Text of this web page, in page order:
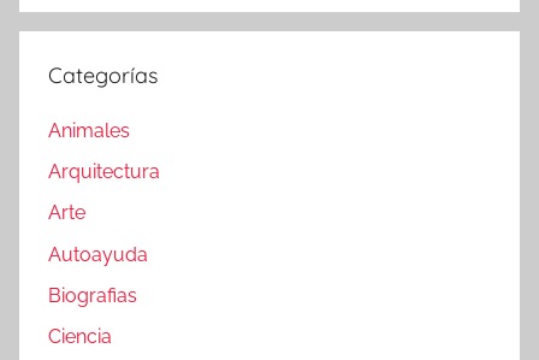
Categorías
Animales
Arquitectura
Arte
Autoayuda
Biografias
Ciencia